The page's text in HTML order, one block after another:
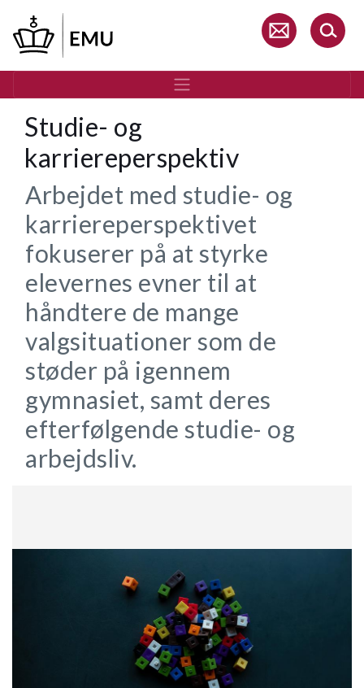
hovedindhold
Studie- og
karriereperspektiv
Arbejdet med studie- og
karriereperspektivet
fokuserer på at styrke
elevernes evner til at
håndtere de mange
valgsituationer som de
støder på igennem
gymnasiet, samt deres
efterfølgende studie- og
arbejdsliv.